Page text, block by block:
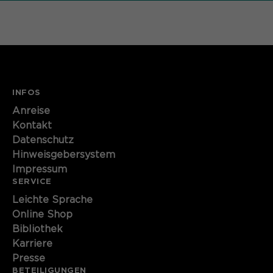
Anbieter Sgalinski
Zweck
INFOS
Anreise
Kontakt
Datenschutz
Hinweisgebersystem
Impressum
SERVICE
Leichte Sprache
Online Shop
Bibliothek
Karriere
Presse
BETEILIGUNGEN